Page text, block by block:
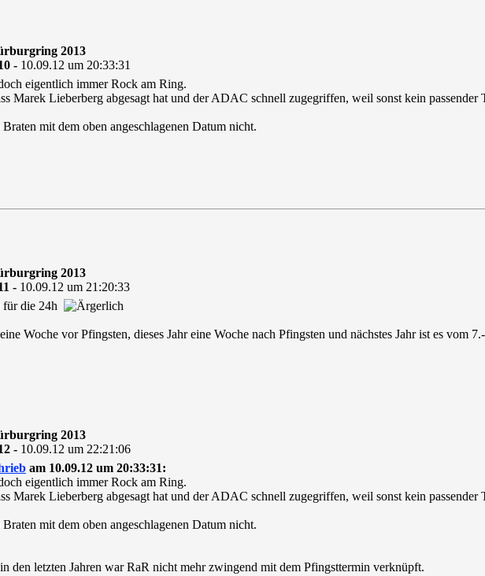
2013
- 10.09.12 um 20:33:31
eigentlich immer Rock am Ring.
Marek Lieberberg abgesagt hat und der ADAC schnell zugegriffen, weil sonst kein passender
mit dem oben angeschlagenen Datum nicht.
2013
- 10.09.12 um 21:20:33
die 24h
Woche vor Pfingsten, dieses Jahr eine Woche nach Pfingsten und nächstes Jahr ist es vom
2013
- 10.09.12 um 22:21:06
am 10.09.12 um 20:33:31:
eigentlich immer Rock am Ring.
Marek Lieberberg abgesagt hat und der ADAC schnell zugegriffen, weil sonst kein passender
mit dem oben angeschlagenen Datum nicht.
den letzten Jahren war RaR nicht mehr zwingend mit dem Pfingsttermin verknüpft.